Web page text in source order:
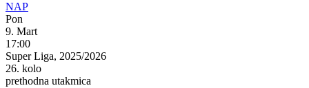
NAP
Pon
9. Mart
17:00
Super Liga, 2025/2026
26. kolo
prethodna utakmica